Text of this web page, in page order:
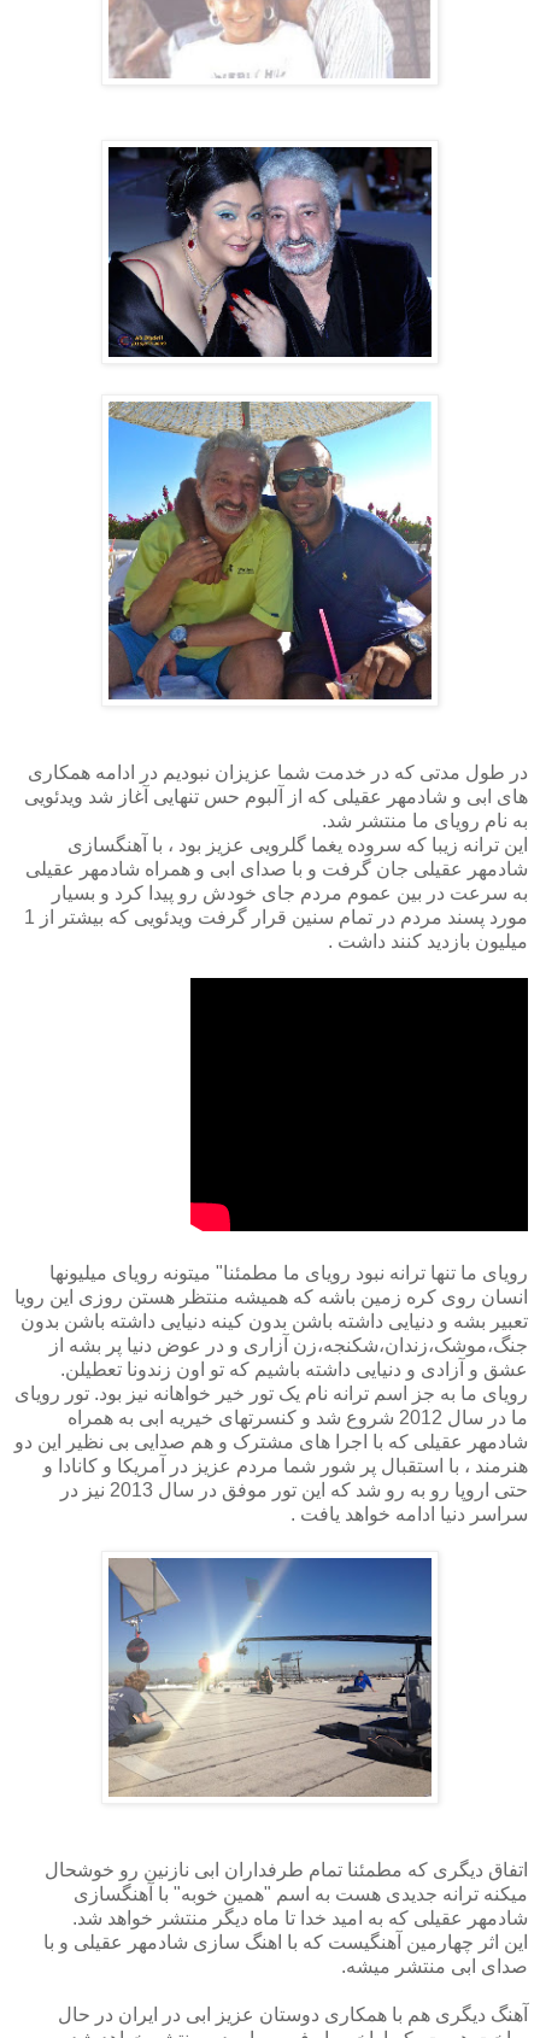
در طول مدتی که در خدمت شما عزیزان نبودیم در ادامه همکاری
های ابی و شادمهر عقیلی که از آلبوم حس تنهایی آغاز شد ویدئویی
به نام رویای ما منتشر شد.
این ترانه زیبا که سروده یغما گلرویی عزیز بود ، با آهنگسازی
شادمهر عقیلی جان گرفت و با صدای ابی و همراه شادمهر عقیلی
به سرعت در بین عموم مردم جای خودش رو پیدا کرد و بسیار
مورد پسند مردم در تمام سنین قرار گرفت ویدئویی که بیشتر از 1
میلیون بازدید کنند داشت .
رویای ما تنها ترانه نبود رویای ما مطمئنا" میتونه رویای میلیونها
انسان روی کره زمین باشه که همیشه منتظر هستن روزی این رویا
تعبیر بشه و دنیایی داشته باشن بدون کینه دنیایی داشته باشن بدون
جنگ،موشک،زندان،شکنجه،زن آزاری و در عوض دنیا پر بشه از
عشق و آزادی و دنیایی داشته باشیم که تو اون زندونا تعطیلن.
رویای ما به جز اسم ترانه نام یک تور خیر خواهانه نیز بود. تور رویای
ما در سال 2012 شروع شد و کنسرتهای خیریه ابی به همراه
شادمهر عقیلی که با اجرا های مشترک و هم صدایی بی نظیر این دو
هنرمند ، با استقبال پر شور شما مردم عزیز در آمریکا و کانادا و
حتی اروپا رو به رو شد که این تور موفق در سال 2013 نیز در
سراسر دنیا ادامه خواهد یافت .
اتفاق دیگری که مطمئنا تمام طرفداران ابی نازنین رو خوشحال
میکنه ترانه جدیدی هست به اسم "همین خوبه" با آهنگسازی
شادمهر عقیلی که به امید خدا تا ماه دیگر منتشر خواهد شد.
این اثر چهارمین آهنگیست که با اهنگ سازی شادمهر عقیلی و با
صدای ابی منتشر میشه.
آهنگ دیگری هم با همکاری دوستان عزیز ابی در ایران در حال